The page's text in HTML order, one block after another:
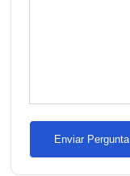
Enviar Pergunta